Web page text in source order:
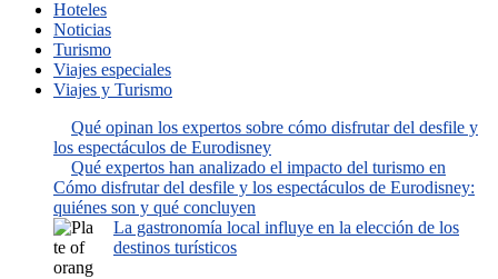
Hoteles
Noticias
Turismo
Viajes especiales
Viajes y Turismo
Qué opinan los expertos sobre cómo disfrutar del desfile y
los espectáculos de Eurodisney
Qué expertos han analizado el impacto del turismo en
Cómo disfrutar del desfile y los espectáculos de Eurodisney:
quiénes son y qué concluyen
La gastronomía local influye en la elección de los
destinos turísticos